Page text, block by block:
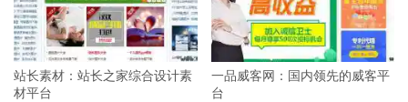
站长素材：站长之家综合设计素
材平台
一品威客网：国内领先的威客平
台